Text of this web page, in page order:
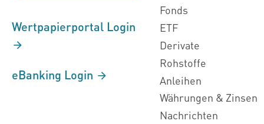
Wertpapierportal Login
eBanking Login
Fonds
ETF
Derivate
Rohstoffe
Anleihen
Währungen & Zinsen
Nachrichten